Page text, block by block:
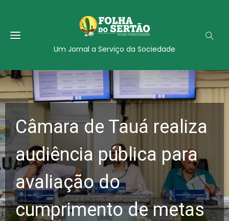
Um Jornal a Serviço da Sociedade
Câmara de Tauá realiza
audiência pública para
avaliação do
cumprimento de metas